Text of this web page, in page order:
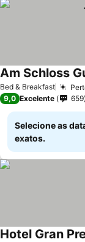
Bed & Breakfast
Am Schloss
9,0 Excelente 659
Selecione as
exatos.
Hotel Gran